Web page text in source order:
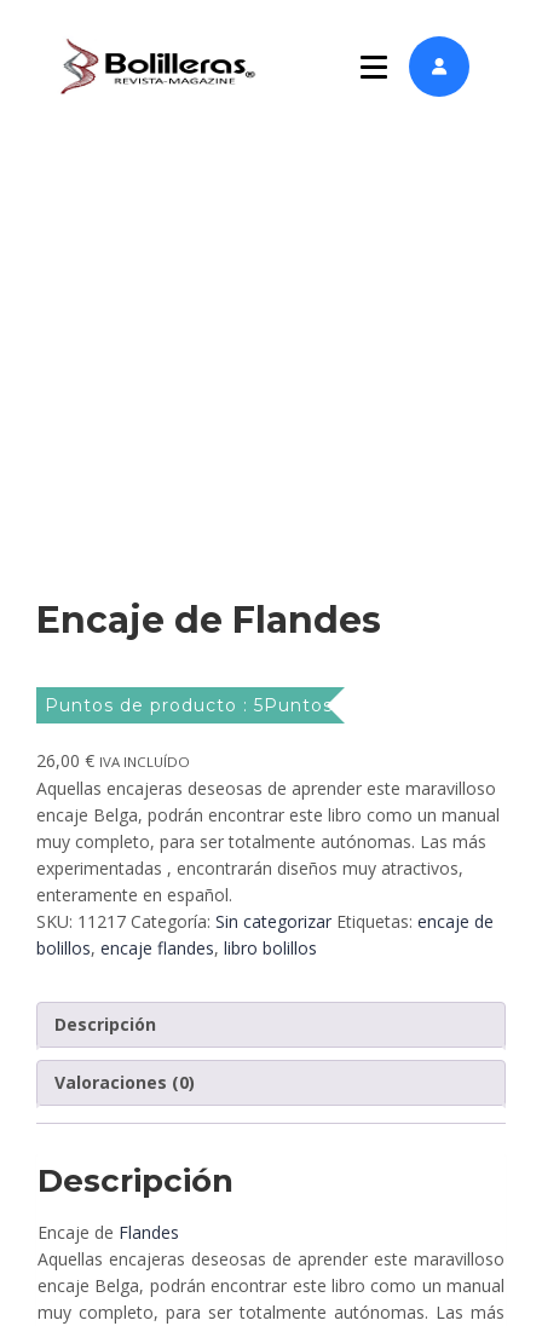
Encaje de Flandes
Puntos de producto : 5Puntos
26,00 € IVA INCLUÍDO
Aquellas encajeras deseosas de aprender este maravilloso
encaje Belga, podrán encontrar este libro como un manual
muy completo, para ser totalmente autónomas. Las más
experimentadas , encontrarán diseños muy atractivos,
enteramente en español.
SKU: 11217 Categoría: Sin categorizar Etiquetas: encaje de
bolillos, encaje flandes, libro bolillos
Descripción
Valoraciones (0)
Descripción
Encaje de Flandes
Aquellas encajeras deseosas de aprender este maravilloso
encaje Belga, podrán encontrar este libro como un manual
muy completo, para ser totalmente autónomas. Las más